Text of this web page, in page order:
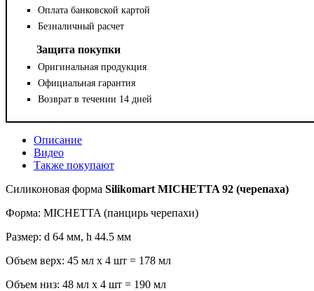
Оплата банковской картой
Безналичный расчет
Защита покупки
Оригинальная продукция
Официальная гарантия
Возврат в течении 14 дней
Описание
Видео
Также покупают
Силиконовая форма Silikomart MICHETTA 92 (черепаха)
Форма: MICHETTA (панцирь черепахи)
Размер: d 64 мм, h 44.5 мм
Объем верх: 45 мл x 4 шт = 178 мл
Объем низ: 48 мл x 4 шт = 190 мл